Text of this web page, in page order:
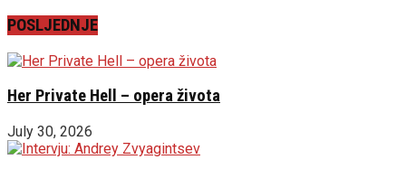
POSLJEDNJE
Her Private Hell – opera života
July 30, 2026